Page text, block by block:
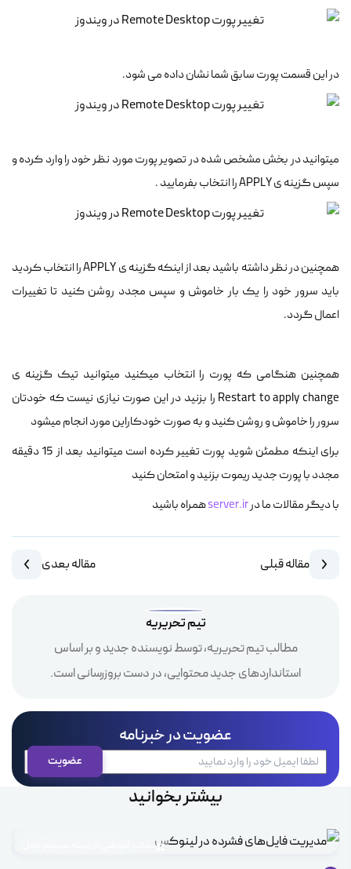
در این قسمت پورت سابق شما نشان داده می شود.
میتوانید در بخش مشخص شده در تصویر پورت مورد نظر خود را وارد کرده و
سپس گزینه ی APPLY را انتخاب بفرمایید .
همچنین در نظر داشته باشید بعد از اینکه گزینه ی APPLY را انتخاب کردید
باید سرور خود را یک بار خاموش و سپس مجدد روشن کنید تا تغییرات
اعمال گردد.
همچنین هنگامی که پورت را انتخاب میکنید میتوانید تیک گزینه ی
Restart to apply change را بزنید در این صورت نیازی نیست که خودتان
سرور را خاموش و روشن کنید و به صورت خودکاراین مورد انجام میشود
برای اینکه مطمئن شوید پورت تغییر کرده است میتوانید بعد از 15 دقیقه
مجدد با پورت جدید ریموت بزنید و امتحان کنید
با دیگر مقالات ما درserver.irهمراه باشید
مقاله قبلی مقاله بعدی
تیم تحریریه
مطالب تیم تحریریه، توسط نویسنده جدید و بر اساس
استانداردهای جدید محتوایی، در دست بروزرسانی است.
عضویت در خبرنامه
بیشتر بخوانید
مطالب آموزشی در زمینه سیستم عامل